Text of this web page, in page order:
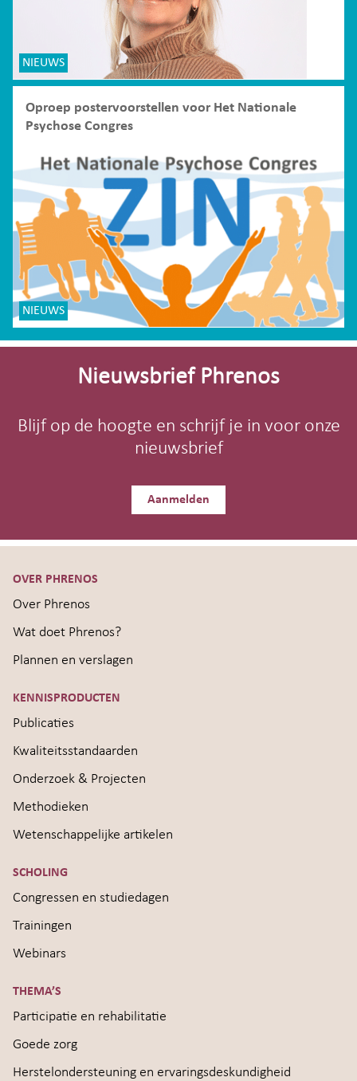
NIEUWS
Oproep postervoorstellen voor Het Nationale
Psychose Congres
NIEUWS
Site-
Nieuwsbrief Phrenos
Blijf op de hoogte en schrijf je in voor onze
nieuwsbrief
Aanmelden
OVER PHRENOS
Over Phrenos
Wat doet Phrenos?
Plannen en verslagen
KENNISPRODUCTEN
Publicaties
Kwaliteitsstandaarden
Onderzoek & Projecten
Methodieken
Wetenschappelijke artikelen
SCHOLING
Congressen en studiedagen
Trainingen
Webinars
THEMA’S
Participatie en rehabilitatie
Goede zorg
Herstelondersteuning en ervaringsdeskundigheid